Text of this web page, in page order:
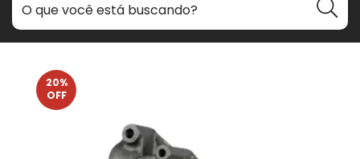
20%
OFF